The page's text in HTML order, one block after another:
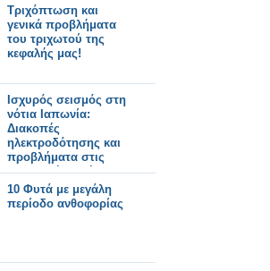
Τριχόπτωση και
γενικά προβλήματα
του τριχωτού της
κεφαλής μας!
Ισχυρός σεισμός στη
νότια Ιαπωνία:
Διακοπές
ηλεκτροδότησης και
προβλήματα στις
μεταφορές. Τρένο
εκτροχιάστηκε.
10 Φυτά με μεγάλη
περίοδο ανθοφορίας